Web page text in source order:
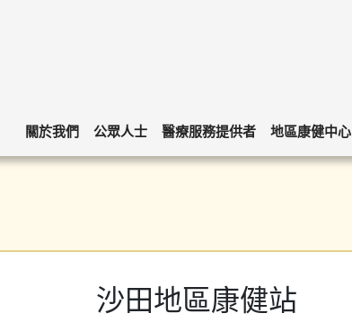
關於我們 公眾人士 醫療服務提供者 地區康健中心
沙田地區康健站